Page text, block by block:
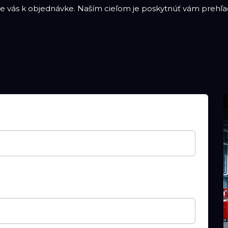
vás k objednávke. Naším cieľom je poskytnúť vám